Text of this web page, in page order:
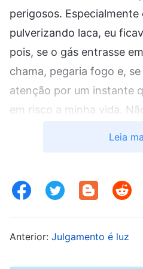
perigosos.
pulverizando laca, eu
pois, se o gás entrasse
chama, pegaria fogo e,
atenção por um instante
em risco a minha vida.
conseguir comprar um
pessoa pobre,
Leia
Anterior: Julgamento é luz